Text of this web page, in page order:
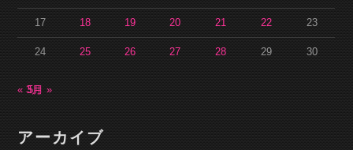
17 18 19 20 21 22 23
24 25 26 27 28 29 30
« 3月5月 »
アーカイブ